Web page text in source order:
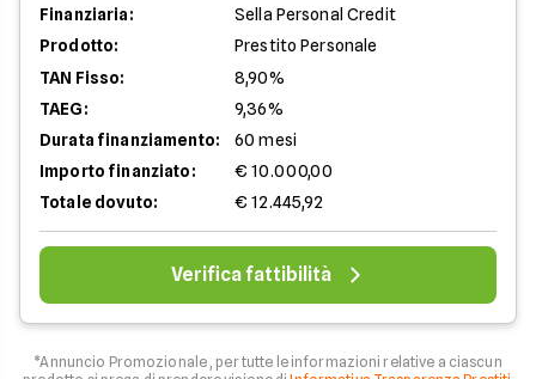
Finanziaria:
Sella Personal Credit
Prodotto:
Prestito Personale
TAN Fisso:
8,90%
TAEG:
9,36%
Durata finanziamento:
60 mesi
Importo finanziato:
€ 10.000,00
Totale dovuto:
€ 12.445,92
Verifica fattibilità
*Annuncio Promozionale , per tutte le informazioni relative a ciascun